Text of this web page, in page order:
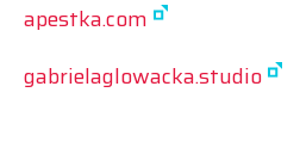
apestka.com
gabrielaglowacka.studio